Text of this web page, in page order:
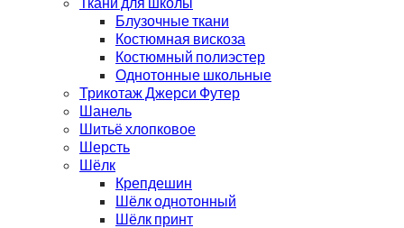
Блузочные ткани
Костюмная вискоза
Костюмный полиэстер
Однотонные школьные
Трикотаж Джерси Футер
Шанель
Шитьё хлопковое
Шерсть
Шёлк
Крепдешин
Шёлк однотонный
Шёлк принт